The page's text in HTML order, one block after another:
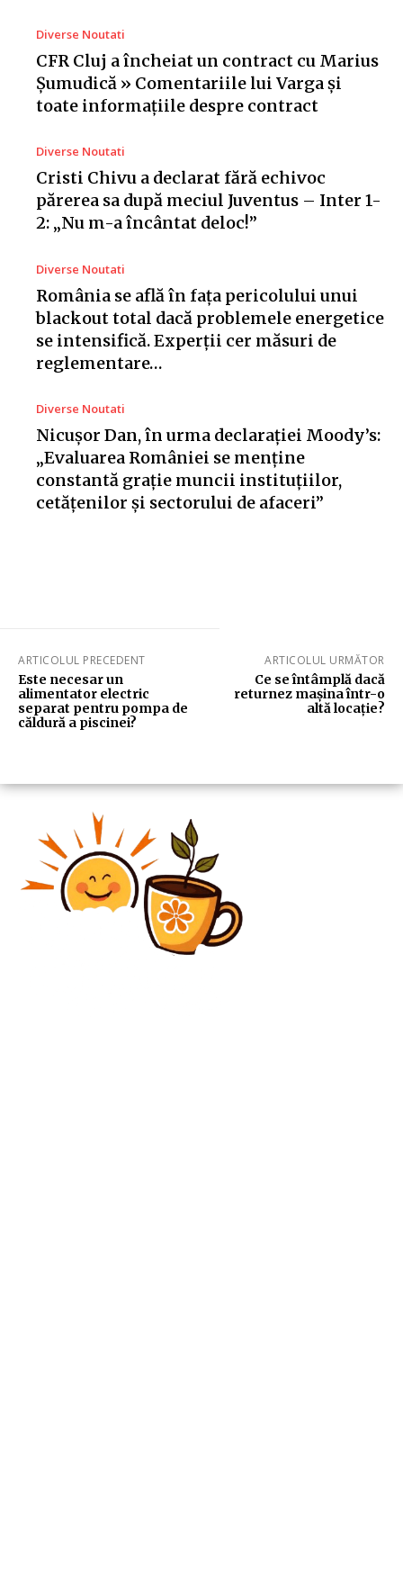
Diverse Noutati
CFR Cluj a încheiat un contract cu Marius
Șumudică » Comentariile lui Varga și
toate informațiile despre contract
Diverse Noutati
Cristi Chivu a declarat fără echivoc
părerea sa după meciul Juventus – Inter 1-
2: „Nu m-a încântat deloc!”
Diverse Noutati
România se află în fața pericolului unui
blackout total dacă problemele energetice
se intensifică. Experții cer măsuri de
reglementare…
Diverse Noutati
Nicușor Dan, în urma declarației Moody’s:
„Evaluarea României se menține
constantă grație muncii instituțiilor,
cetățenilor și sectorului de afaceri”
ARTICOLUL PRECEDENT
Este necesar un
alimentator electric
separat pentru pompa de
căldură a piscinei?
ARTICOLUL URMĂTOR
Ce se întâmplă dacă
returnez mașina într-o
altă locație?